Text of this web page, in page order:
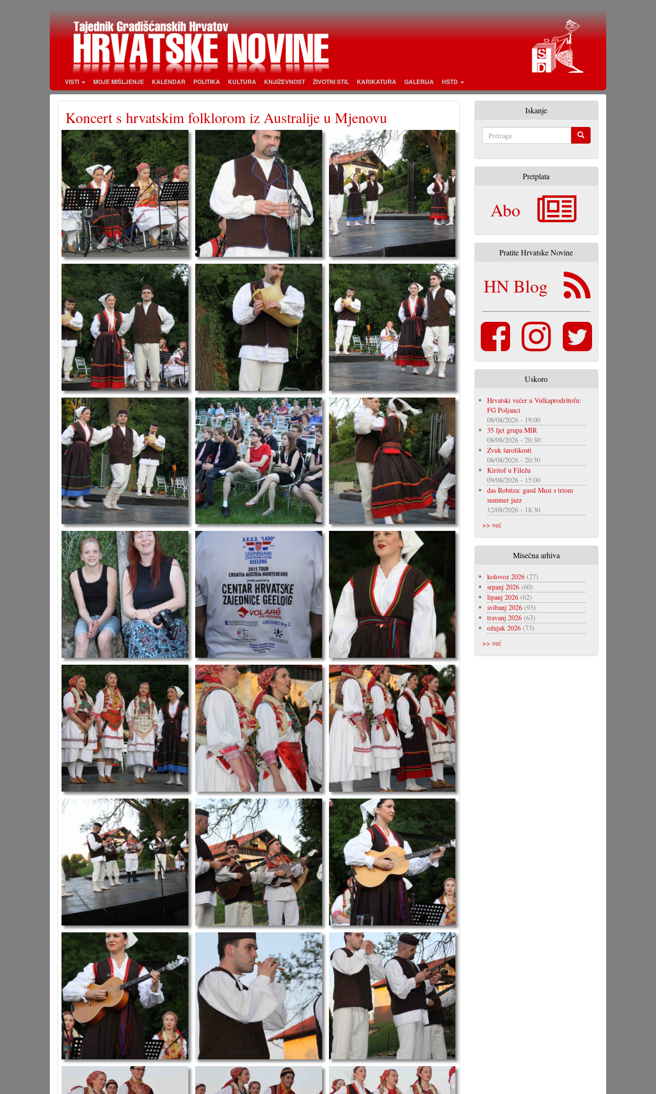
VISTI MOJE MIŠLJENJE KALENDAR POLITIKA KULTURA KNJIŽEVNOST ŽIVOTNI STIL KARIKATURA GALERIJA HŠTD
Koncert s hrvatskim folklorom iz Australije u Mjenovu Iskanje
Pretplata
Abo
Pratite Hrvatske Novine
HN Blog
Uskoro
Hrvatski večer u Vulkaprodrštofu:
FG Poljanci
08/08/2026 - 19:00
35 ljet grupa MIR
08/08/2026 - 20:30
Zvuk šarolikosti
08/08/2026 - 20:30
Kiritof u Filežu
09/08/2026 - 15:00
das Robitza: gassl Musi s triom
summer jazz
12/08/2026 - 18:30
>> već
Misečna arhiva
kolovoz 2026(27)
srpanj 2026(60)
lipanj 2026(62)
svibanj 2026(93)
travanj 2026(63)
ožujak 2026(73)
>> već